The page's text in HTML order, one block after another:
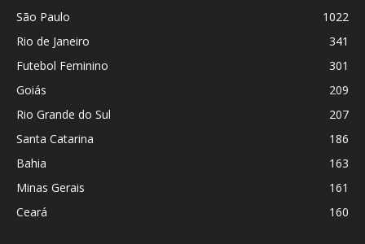
São Paulo
1022
Rio de Janeiro
341
Futebol Feminino
301
Goiás
209
Rio Grande do Sul
207
Santa Catarina
186
Bahia
163
Minas Gerais
161
Ceará
160